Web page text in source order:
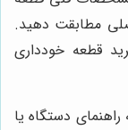
مطابقت دهید.
قطعه خودداری
دستگاه یا